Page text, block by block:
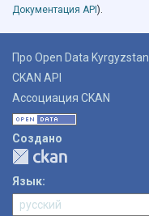
Документация API ).
Про Open Data Kyrgyzstan
CKAN API
Ассоциация CKAN
Создано
Язык